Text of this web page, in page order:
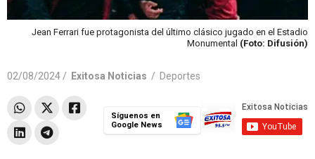
Jean Ferrari fue protagonista del último clásico jugado en el Estadio
Monumental (Foto: Difusión)
02/08/2024 / Exitosa Noticias / Deportes
Síguenos en
Google News